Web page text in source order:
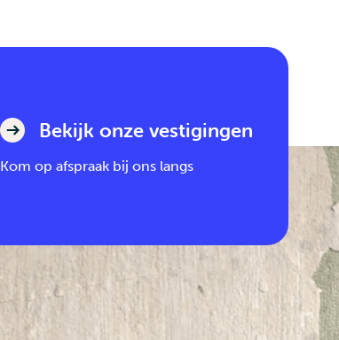
Bekijk onze vestigingen
Kom op afspraak bij ons langs